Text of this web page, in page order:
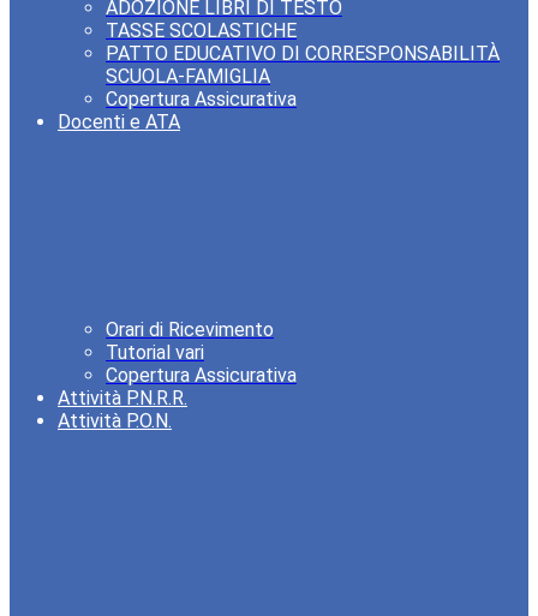
ADOZIONE LIBRI DI TESTO
TASSE SCOLASTICHE
PATTO EDUCATIVO DI CORRESPONSABILITÀ
SCUOLA-FAMIGLIA
Copertura Assicurativa
Docenti e ATA
Orari di Ricevimento
Tutorial vari
Copertura Assicurativa
Attività P.N.R.R.
Attività P.O.N.